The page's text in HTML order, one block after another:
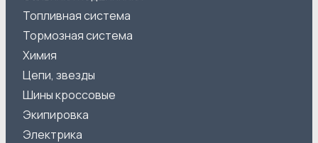
Топливная система
Тормозная система
Химия
Цепи, звезды
Шины кроссовые
Экипировка
Электрика